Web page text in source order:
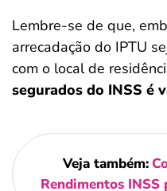
Lembre-se de que,
arrecadação do IPTU
com o local de
segurados do INSS é
Veja também:
Rendimentos INSS